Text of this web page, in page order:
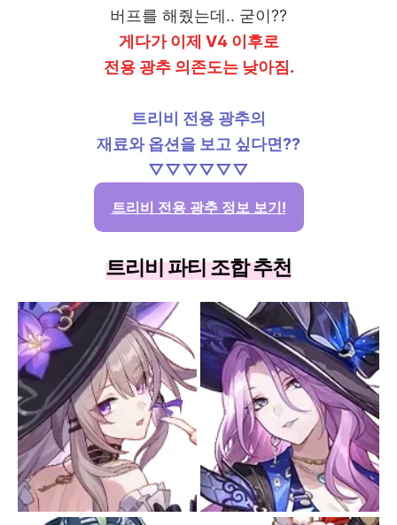
버프를 해줬는데.. 굳이??
게다가 이제 V4 이후로
전용 광추 의존도는 낮아짐.
트리비 전용 광추의
재료와 옵션을 보고 싶다면??
▽▽▽▽▽▽
트리비 전용 광추 정보 보기!
트리비 파티 조합 추천